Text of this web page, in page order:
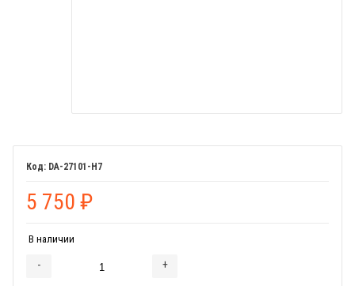
DA-27101-H7
5 750 ₽
В наличии
- +